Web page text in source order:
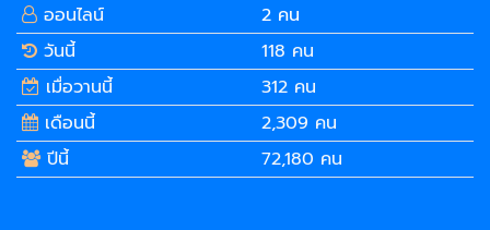
ออนไลน์
2 คน
วันนี้
118 คน
เมื่อวานนี้
312 คน
เดือนนี้
2,309 คน
ปีนี้
72,180 คน